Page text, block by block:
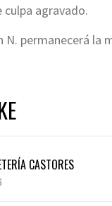
agravado.
N. permanecerá la
CASTORES